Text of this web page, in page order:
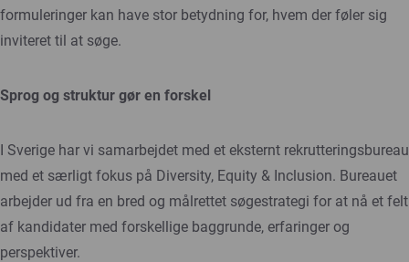
formuleringer kan have stor betydning for, hvem der føler sig
inviteret til at søge.
Sprog og struktur gør en forskel
I Sverige har vi samarbejdet med et eksternt rekrutteringsbureau
med et særligt fokus på Diversity, Equity & Inclusion. Bureauet
arbejder ud fra en bred og målrettet søgestrategi for at nå et felt
af kandidater med forskellige baggrunde, erfaringer og
perspektiver.